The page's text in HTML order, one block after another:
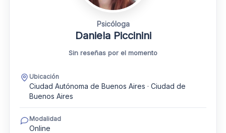
Psicóloga
Daniela Piccinini
Sin reseñas por el momento
Ubicación
Ciudad Autónoma de Buenos Aires · Ciudad de
Buenos Aires
Modalidad
Online